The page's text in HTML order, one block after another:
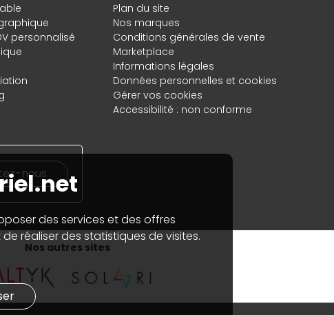
personnalisé
Plan du site
Nos marques
Conditions générales de vente
Marketplace
Informations légales
Données personnelles et cookies
Gérer vos cookies
Accessibilité : non conforme
nous
Nos autres sites
des services et des offres
réaliser des statistiques de visites.